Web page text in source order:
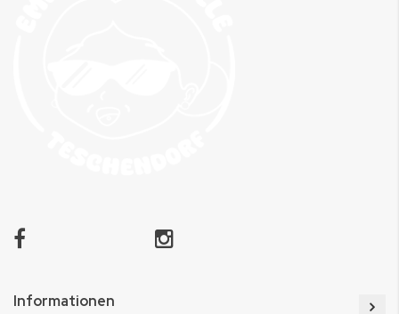
Informationen